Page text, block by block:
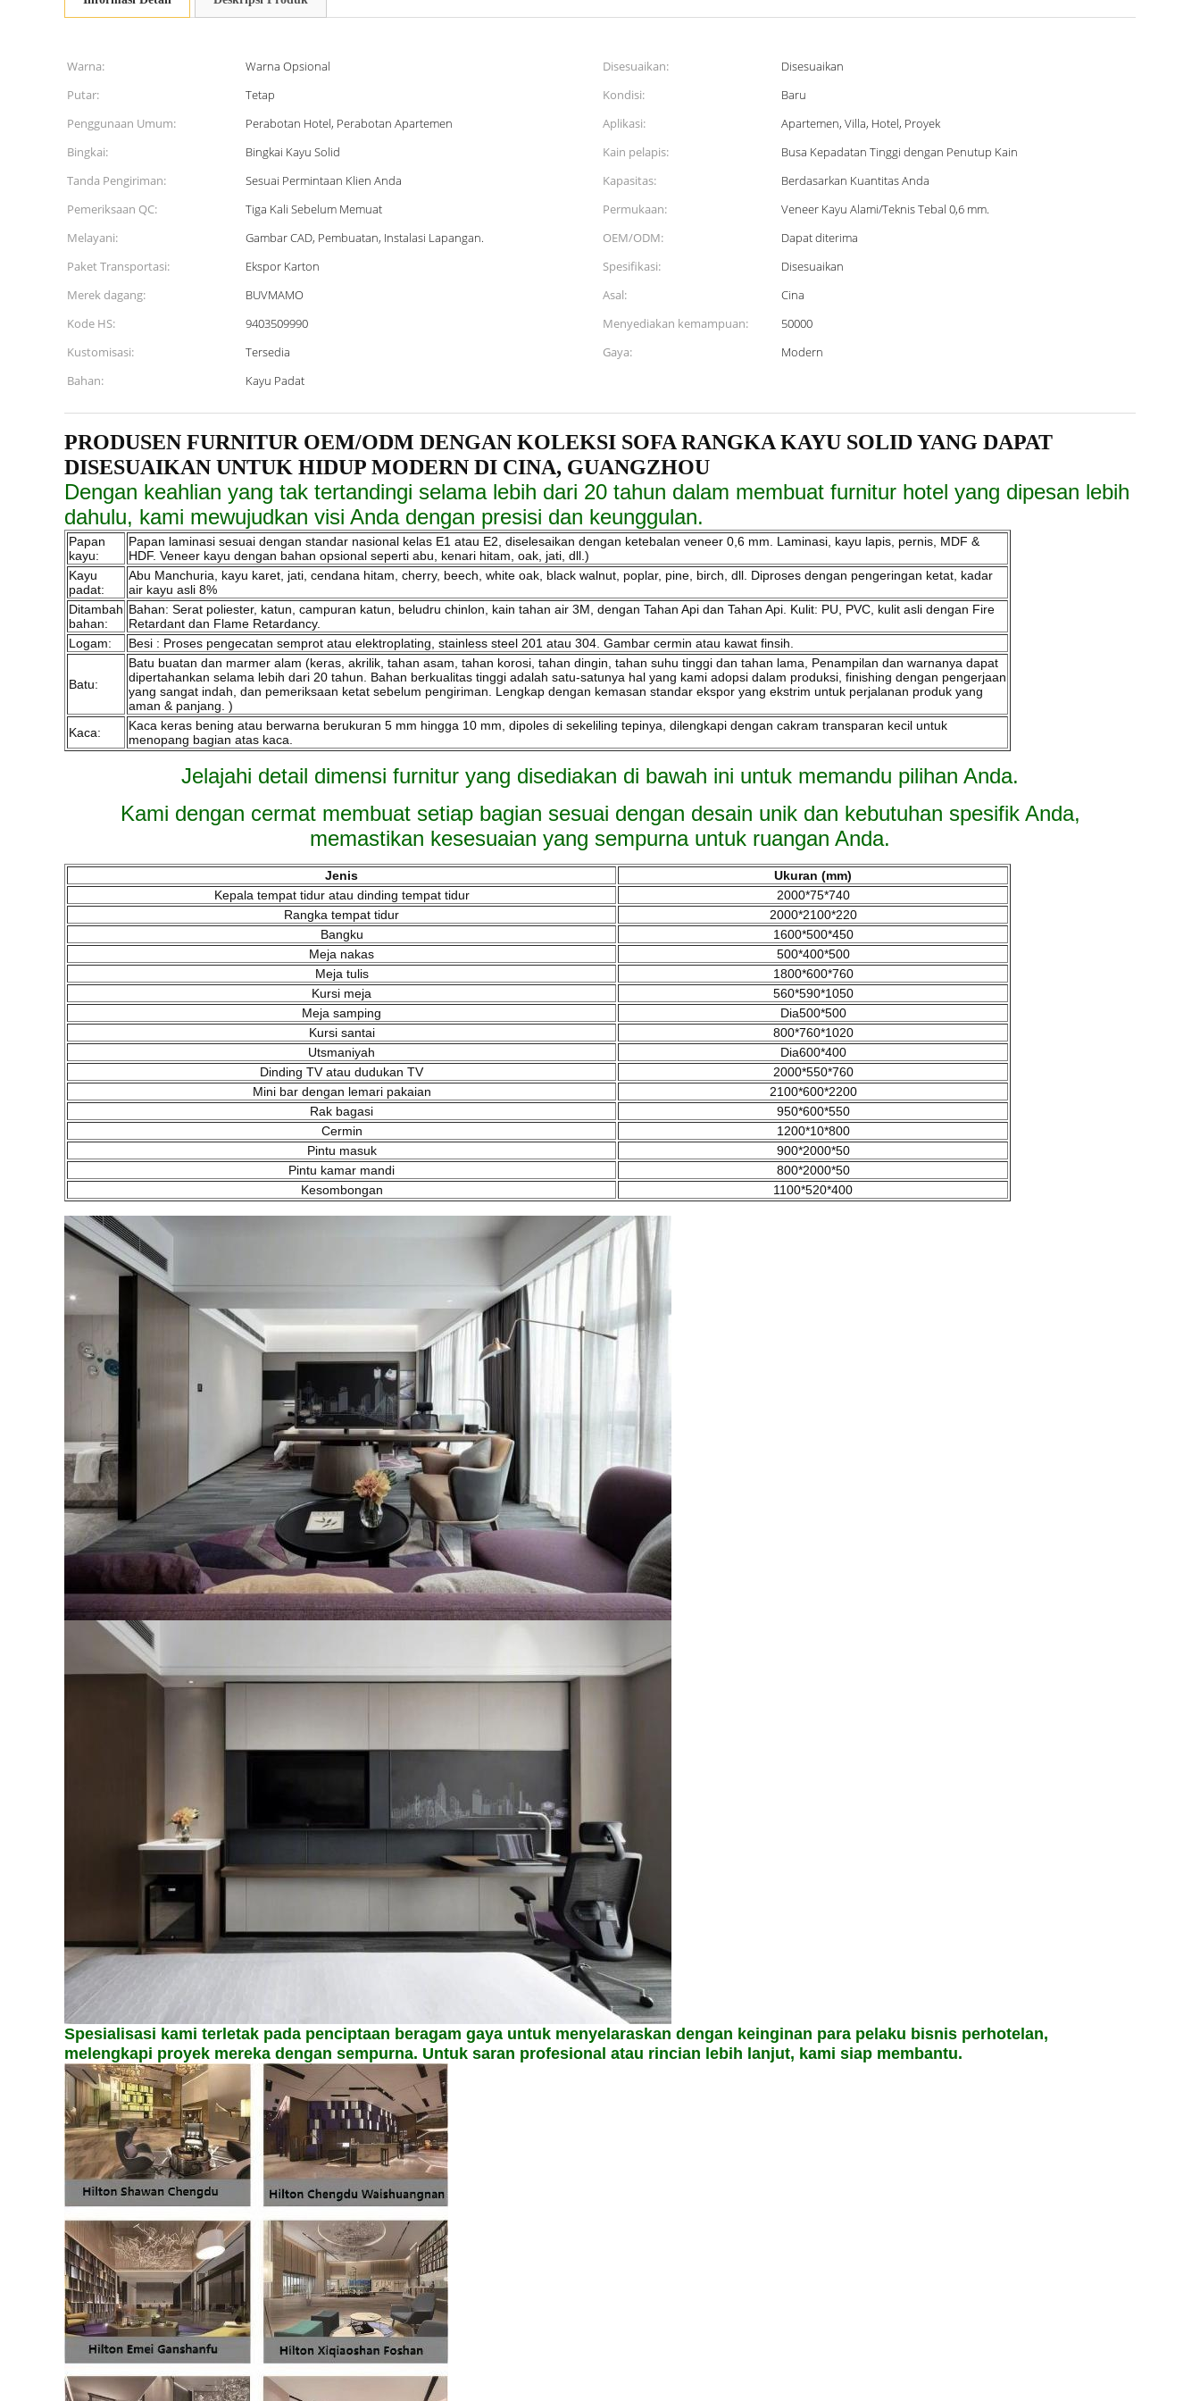
Warna: Warna Opsional Disesuaikan:
Disesuaikan
Putar:
Tetap Kondisi:
Baru
Penggunaan Umum:
Perabotan Hotel, Perabotan Apartemen Aplikasi:
Apartemen, Villa, Hotel, Proyek
Bingkai:
Bingkai Kayu Solid Kain pelapis:
Busa Kepadatan Tinggi dengan Penutup Kain
Tanda Pengiriman:
Sesuai Permintaan Klien Anda Kapasitas:
Berdasarkan Kuantitas Anda
Pemeriksaan QC:
Tiga Kali Sebelum Memuat Permukaan:
Veneer Kayu Alami/Teknis Tebal 0,6 mm.
Melayani:
Gambar CAD, Pembuatan, Instalasi Lapangan. OEM/ODM:
Dapat diterima
Paket Transportasi:
Ekspor Karton Spesifikasi:
Disesuaikan
Merek dagang:
BUVMAMO Asal:
Cina
Kode HS:
9403509990 Menyediakan kemampuan:
50000
Kustomisasi:
Tersedia Gaya:
Modern
Bahan:
Kayu Padat
PRODUSEN FURNITUR OEM/ODM DENGAN KOLEKSI SOFA RANGKA KAYU SOLID YANG DAPAT
DISESUAIKAN UNTUK HIDUP MODERN DI CINA, GUANGZHOU
Dengan keahlian yang tak tertandingi selama lebih dari 20 tahun dalam membuat furnitur hotel yang dipesan lebih
dahulu, kami mewujudkan visi Anda dengan presisi dan keunggulan.
Papan
kayu:
Papan laminasi sesuai dengan standar nasional kelas E1 atau E2, diselesaikan dengan ketebalan veneer 0,6 mm. Laminasi, kayu lapis, pernis, MDF &
HDF. Veneer kayu dengan bahan opsional seperti abu, kenari hitam, oak, jati, dll.)
Kayu
padat:
Abu Manchuria, kayu karet, jati, cendana hitam, cherry, beech, white oak, black walnut, poplar, pine, birch, dll. Diproses dengan pengeringan ketat, kadar
air kayu asli 8%
Ditambah
bahan:
Bahan: Serat poliester, katun, campuran katun, beludru chinlon, kain tahan air 3M, dengan Tahan Api dan Tahan Api. Kulit: PU, PVC, kulit asli dengan Fire
Retardant dan Flame Retardancy.
Logam:
Besi : Proses pengecatan semprot atau elektroplating, stainless steel 201 atau 304. Gambar cermin atau kawat finsih.
Batu:
Batu buatan dan marmer alam (keras, akrilik, tahan asam, tahan korosi, tahan dingin, tahan suhu tinggi dan tahan lama, Penampilan dan warnanya dapat
dipertahankan selama lebih dari 20 tahun. Bahan berkualitas tinggi adalah satu-satunya hal yang kami adopsi dalam produksi, finishing dengan pengerjaan
yang sangat indah, dan pemeriksaan ketat sebelum pengiriman. Lengkap dengan kemasan standar ekspor yang ekstrim untuk perjalanan produk yang
aman & panjang. )
Kaca:
Kaca keras bening atau berwarna berukuran 5 mm hingga 10 mm, dipoles di sekeliling tepinya, dilengkapi dengan cakram transparan kecil untuk
menopang bagian atas kaca.
Jelajahi detail dimensi furnitur yang disediakan di bawah ini untuk memandu pilihan Anda.
Kami dengan cermat membuat setiap bagian sesuai dengan desain unik dan kebutuhan spesifik Anda,
memastikan kesesuaian yang sempurna untuk ruangan Anda.
Jenis
Ukuran (mm)
Kepala tempat tidur atau dinding tempat tidur
2000*75*740
Rangka tempat tidur
2000*2100*220
Bangku
1600*500*450
Meja nakas
500*400*500
Meja tulis
1800*600*760
Kursi meja
560*590*1050
Meja samping
Dia500*500
Kursi santai
800*760*1020
Utsmaniyah
Dia600*400
Dinding TV atau dudukan TV
2000*550*760
Mini bar dengan lemari pakaian
2100*600*2200
Rak bagasi
950*600*550
Cermin
1200*10*800
Pintu masuk
900*2000*50
Pintu kamar mandi
800*2000*50
Kesombongan
1100*520*400
Spesialisasi kami terletak pada penciptaan beragam gaya untuk menyelaraskan dengan keinginan para pelaku bisnis perhotelan,
melengkapi proyek mereka dengan sempurna. Untuk saran profesional atau rincian lebih lanjut, kami siap membantu.